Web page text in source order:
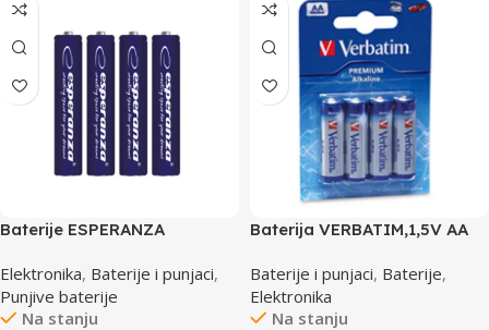
Baterije ESPERANZA
EZB102
Elektronika, Baterije i punjaci,
Punjive baterije
Na stanju
Baterija VERBATIM,1,5V AA
Baterije i punjaci, Baterije,
Elektronika
Na stanju